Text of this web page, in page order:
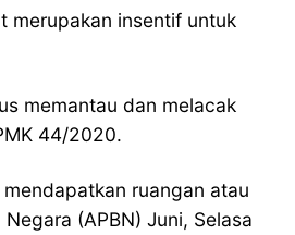
merupakan insentif untuk
memantau dan melacak
44/2020.
ruangan atau
(APBN) Juni, Selasa